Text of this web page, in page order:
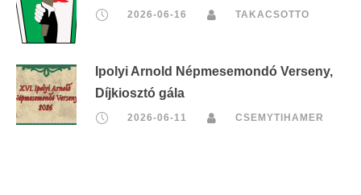
2026-06-16 TAKACSOTTO
Ipolyi Arnold Népmesemondó Verseny,
Díjkiosztó gála
2026-06-11 CSEMYTIHAMER